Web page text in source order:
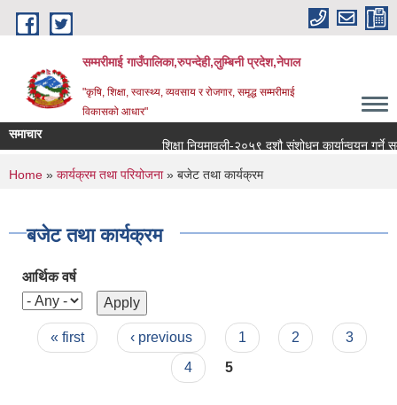
Skip to main content
सम्मरीमाई गाउँपालिका,रुपन्देही,लुम्बिनी प्रदेश,नेपाल
"कृषि, शिक्षा, स्वास्थ्य, व्यवसाय र रोजगार, समृद्ध सम्मरीमाई
विकासको आधार"
समाचार
शिक्षा नियमावली-२०५९ दशौ संशोधन कार्यान्वयन गर्ने
You are here
Home » कार्यक्रम तथा परियोजना» बजेट तथा कार्यक्रम
बजेट तथा कार्यक्रम
आर्थिक वर्ष
Pages
« first ‹ previous 1 2
3
4
5